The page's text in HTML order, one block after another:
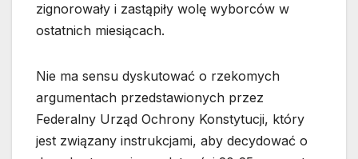
zignorowały i zastąpiły wolę wyborców w
ostatnich miesiącach.
Nie ma sensu dyskutować o rzekomych
argumentach przedstawionych przez
Federalny Urząd Ochrony Konstytucji, który
jest związany instrukcjami, aby decydować o